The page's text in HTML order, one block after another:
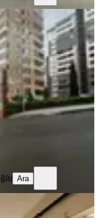
Mimoza
4+1
Ara
Abdülhamitte